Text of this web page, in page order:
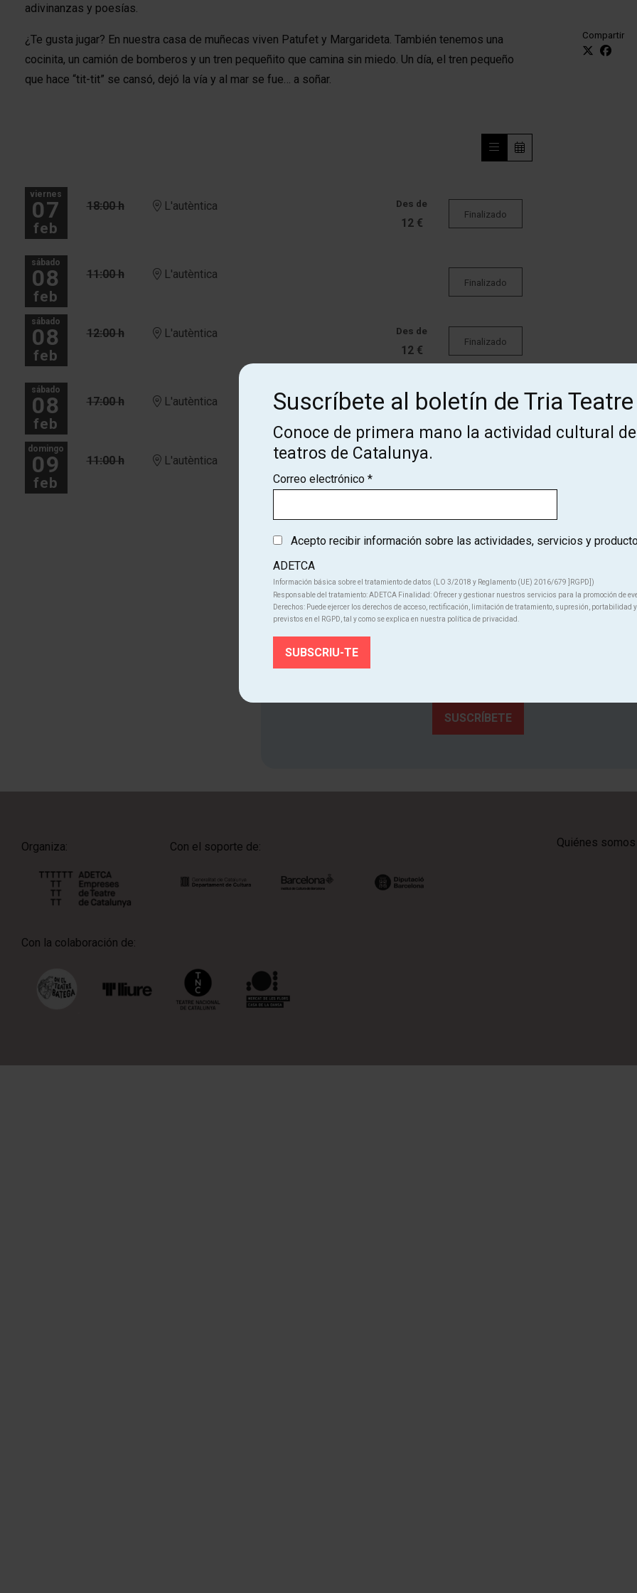
Compartir
adivinanzas y poesías.
¿Te gusta jugar? En nuestra casa de muñecas viven Patufet y Margarideta. También tenemos una
cocinita, un camión de bomberos y un tren pequeñito que camina sin miedo. Un día, el tren pequeño
que hace “tit-tit” se cansó, dejó la vía y al mar se fue… a soñar.
viernes
07
feb
18:00 h L'autèntica Des de
12 €
Finalizado
sábado
08
feb
11:00 h L'autèntica
Finalizado
sábado
08
feb
12:00 h L'autèntica Des de
12 €
Finalizado
sábado
08
feb
17:00 h L'autèntica
Finalizado
domingo
09
feb
11:00 h L'autèntica
¡Suscríbete al boletín de Tria
SUSCRÍBETE
Organiza: Con el soporte de:
Con la colaboración de:
Quiénes somos
Suscríbete al boletín de Tria Teatre
Conoce de primera mano la actividad cultural
teatros de Catalunya.
Correo electrónico *
Acepto recibir información sobre las actividades, servicios y
ADETCA
Información básica sobre el tratamiento de datos (LO 3/2018 y Reglamento (UE) 2016/679 ]RGPD])
Responsable del tratamiento: ADETCA Finalidad: Ofrecer y gestionar nuestros servicios para la promoción de
Derechos: Puede ejercer los derechos de acceso, rectificación, limitación de tratamiento, supresión, portabilidad y
previstos en el RGPD, tal y como se explica en nuestra política de privacidad.